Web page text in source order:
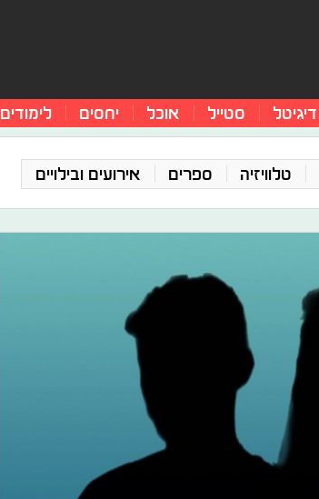
דיגיטל סטייל אוכל יחסים לימודים
טלוויזיה ספרים אירועים ובילויים